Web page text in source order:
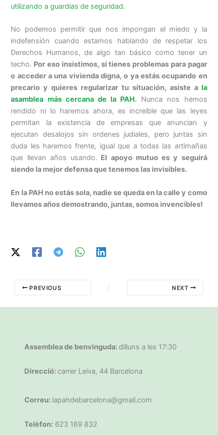
utilizando a guardias de seguridad.
No podemos permitir que nos impongan el miedo y la
indefensión cuando estamos hablando de respetar los
Derechos Humanos, de algo tan básico como tener un
techo. Por eso insistimos, si tienes problemas para pagar
o acceder a una vivienda digna, o ya estás ocupando en
precario y quieres regularizar tu situación, asiste a la
asamblea más cercana de la PAH. Nunca nos hemos
rendido ni lo haremos ahora, es increible que las leyes
permitan la existencia de empresas que anuncian y
ejecutan desalojos sin ordenes judiales, pero juntas sin
duda les haremos frente, igual que a todas las artimañas
que llevan años usando. El apoyo mutuo es y seguirá
siendo la mejor defensa que tenemos las invisibles.
En la PAH no estás sola, nadie se queda en la calle y como
llevamos años demostrando, juntas, somos invencibles!
PREVIOUS NEXT
Assemblea de benvinguda: dilluns a les 17:30
Direcció: carrer Leiva, 44 Barcelona
Correu: lapahdebarcelona@gmail.com
Telèfon: 623 169 832